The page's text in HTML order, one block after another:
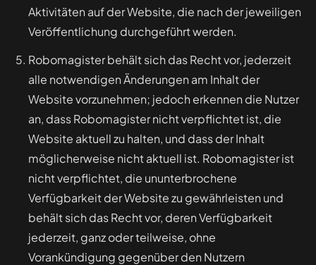
Aktivitäten auf der Website, die nach der jeweiligen
Veröffentlichung durchgeführt werden.
Robomagister behält sich das Recht vor, jederzeit
alle notwendigen Änderungen am Inhalt der
Website vorzunehmen; jedoch erkennen die Nutzer
an, dass Robomagister nicht verpflichtet ist, die
Website aktuell zu halten, und dass der Inhalt
möglicherweise nicht aktuell ist. Robomagister ist
nicht verpflichtet, die ununterbrochene
Verfügbarkeit der Website zu gewährleisten und
behält sich das Recht vor, deren Verfügbarkeit
jederzeit, ganz oder teilweise, ohne
Vorankündigung gegenüber den Nutzern